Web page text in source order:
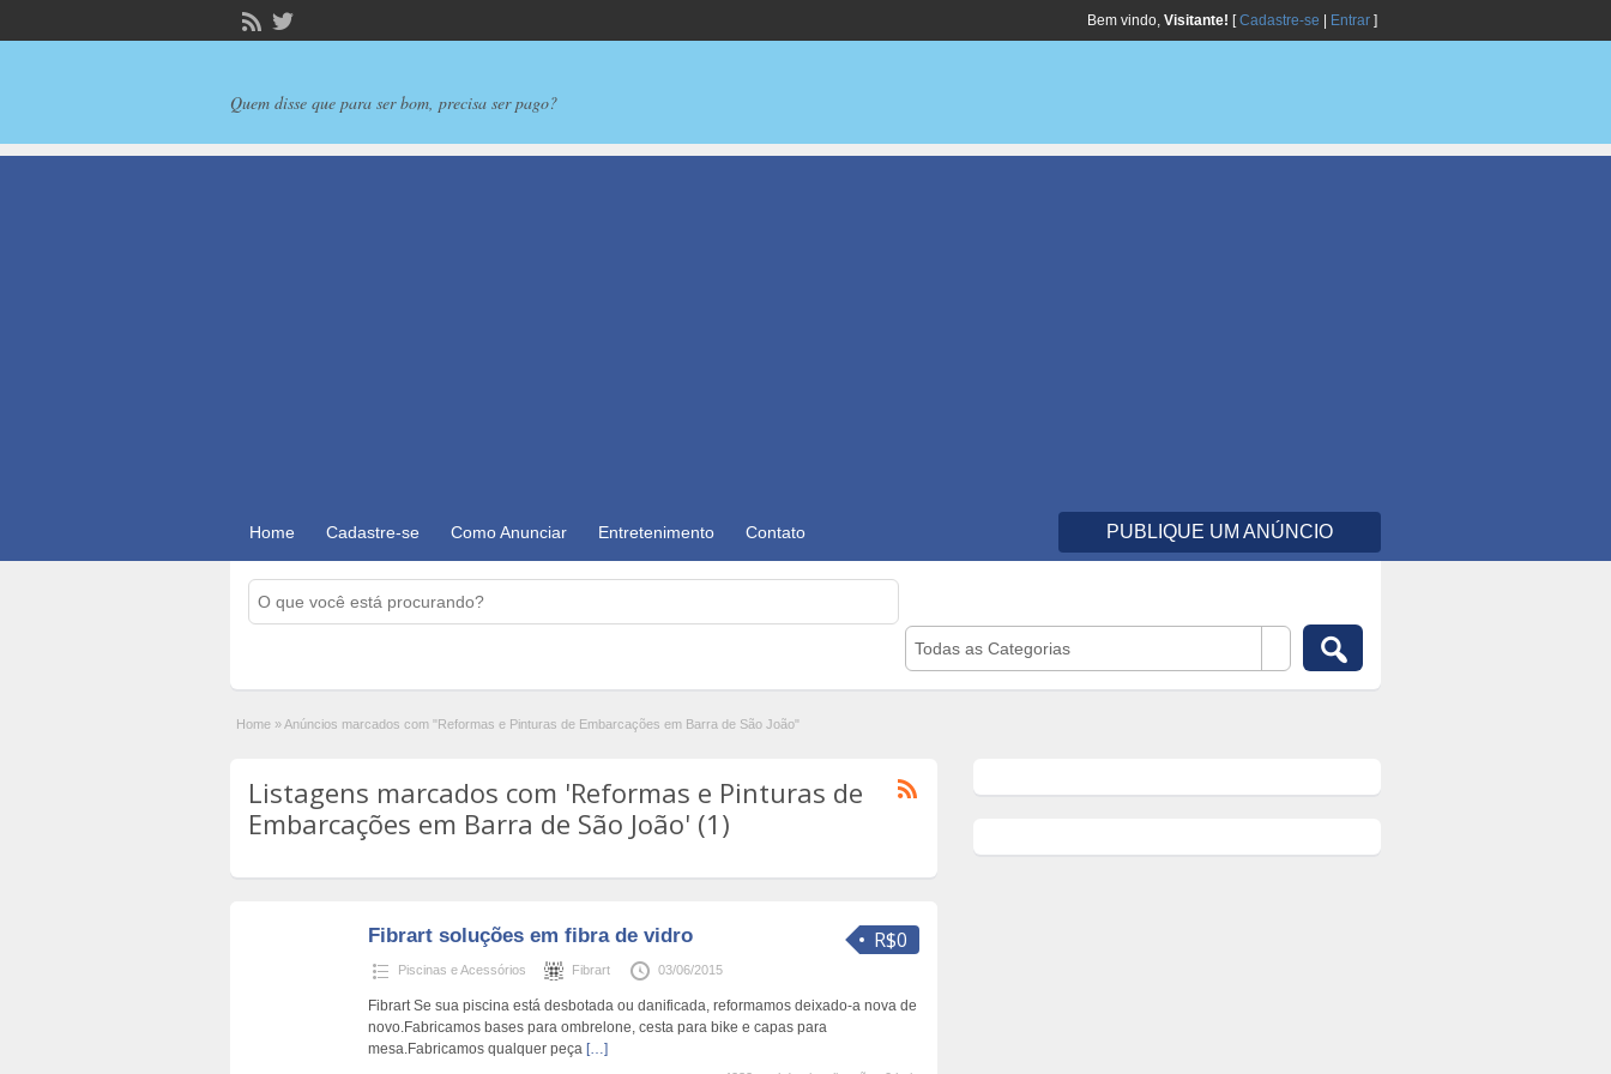
Bem vindo, Visitante! [Cadastre-se Entrar ]
Quem disse que para ser bom, precisa ser pago?
Home Cadastre-se Como Anunciar Entretenimento Contato PUBLIQUE UM ANÚNCIO
Todas as Categorias
Home »Anúncios marcados com "Reformas e Pinturas de Embarcações em Barra de São João"
Listagens marcados com 'Reformas e Pinturas de
Embarcações em Barra de São João' (1)
R$0
Fibrart soluções em fibra de vidro
Piscinas e Acessórios Fibrart 03/06/2015
Fibrart Se sua piscina está desbotada ou danificada, reformamos deixado-a nova de
novo.Fabricamos bases para ombrelone, cesta para bike e capas para
mesa.Fabricamos qualquer peça […]